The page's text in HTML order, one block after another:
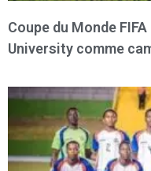
Coupe du Monde
University comme